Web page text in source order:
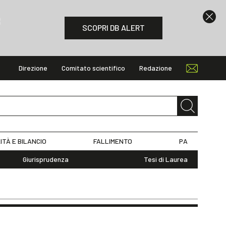
SCOPRI DB ALERT
Direzione Comitato scientifico Redazione
E BILANCIO FALLIMENTO PA
Giurisprudenza Tesi di Laurea